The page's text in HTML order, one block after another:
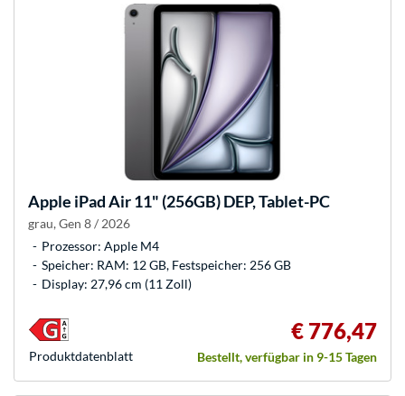
Apple iPad Air 11" (256GB) DEP, Tablet-PC
grau, Gen 8 / 2026
Prozessor: Apple M4
Speicher: RAM: 12 GB, Festspeicher: 256 GB
Display: 27,96 cm (11 Zoll)
€ 776,47
Bestellt, verfügbar in 9-15 Tagen
Produkt­datenblatt